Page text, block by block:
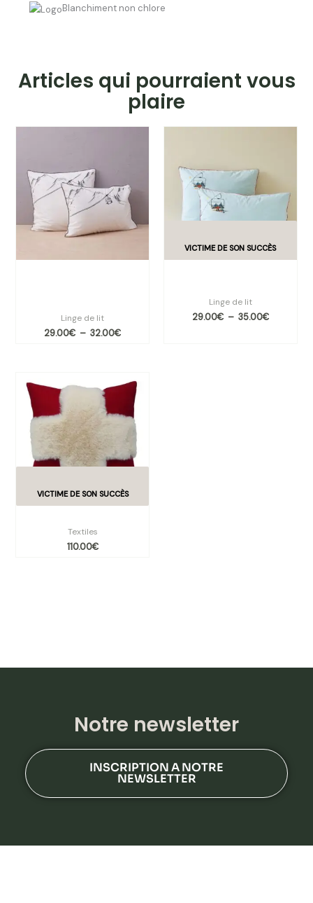
Blanchiment non chlore
Articles qui pourraient vous
plaire
Linge de lit
29.00€ – 32.00€
32.00€
Linge de lit
29.00€ – 35.00€
Textiles
110.00€
Notre newsletter
INSCRIPTION A NOTRE
NEWSLETTER